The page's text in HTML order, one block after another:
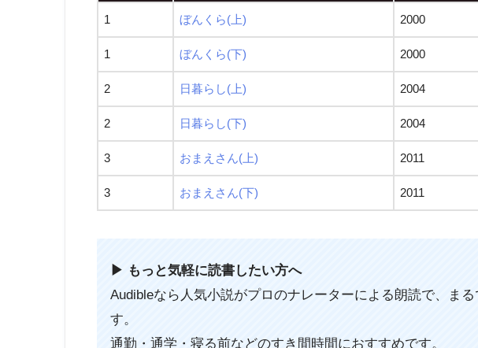
1 ぼんくら(上) 2000
1 ぼんくら(下) 2000
2 日暮らし(上) 2004
2 日暮らし(下) 2004
3 おまえさん(上) 2011
3 おまえさん(下) 2011
▶︎ もっと気軽に読書したい方へ
Audibleなら人気小説がプロのナレーターによる朗読で、ま
す。
通勤・通学・寝る前などのすき間時間におすすめです。